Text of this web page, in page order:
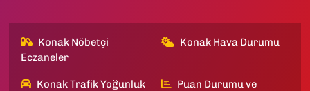
Konak Nöbetçi
Eczaneler
Konak Hava Durumu
Konak Trafik Yoğunluk
Puan Durumu ve